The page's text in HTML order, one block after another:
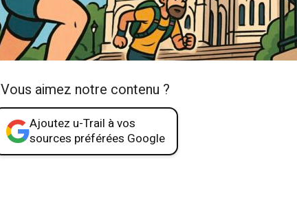
Vous aimez notre contenu ?
Ajoutez u-Trail à vos
sources préférées Google